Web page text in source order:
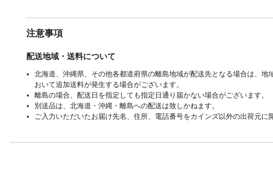
注意事項
配送地域・送料について
北海道、沖縄県、その他各都道府県の離島地域が配送先となる場合は、
おいて追加送料が発生する場合がございます。
離島の場合、配送日を指定しても指定日通り届かない場合がございます。
別送品は、北海道・沖縄・離島への配送は致しかねます。
ご入力いただいたお届け先名、住所、電話番号をカインズ以外の出荷元